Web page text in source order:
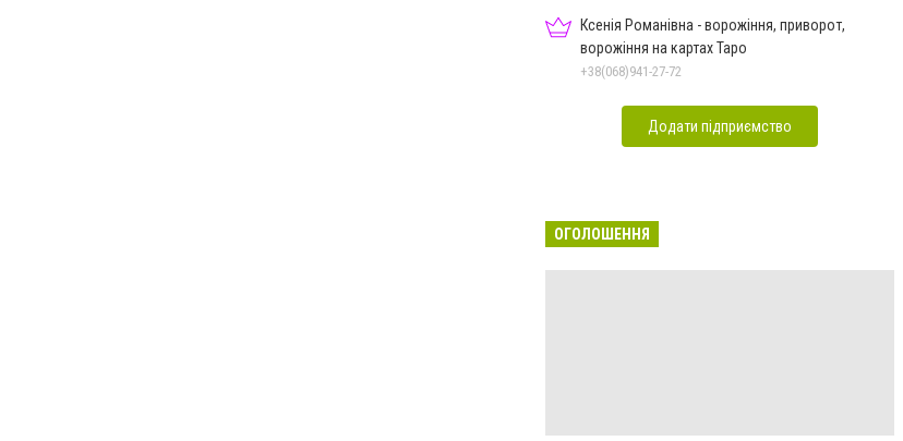
Ксенія Романівна - ворожіння, приворот,
ворожіння на картах Таро
+38(068)941-27-72
Додати підприємство
ОГОЛОШЕННЯ